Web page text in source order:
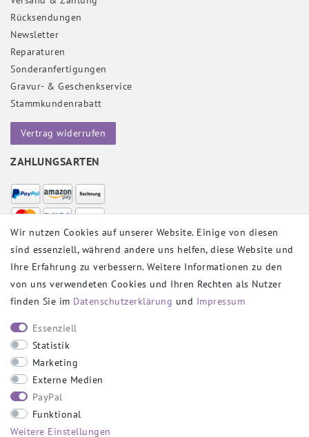
Rücksendungen
Newsletter
Reparaturen
Sonderanfertigungen
Gravur- & Geschenkservice
Stammkundenrabatt
Vertrag widerrufen
ZAHLUNGSARTEN
VERSANDPARTNER
SOCIAL
SICHER EINKAUFEN
Wir nutzen Cookies auf unserer Website. Einige von diesen
sind essenziell, während andere uns helfen, diese Website und
Ihre Erfahrung zu verbessern. Weitere Informationen zu den
von uns verwendeten Cookies und Ihren Rechten als Nutzer
finden Sie im Daten­schutz­erklärung und Impressum
Essenziell
Statistik
Marketing
Externe Medien
PayPal
Funktional
Weitere Einstellungen